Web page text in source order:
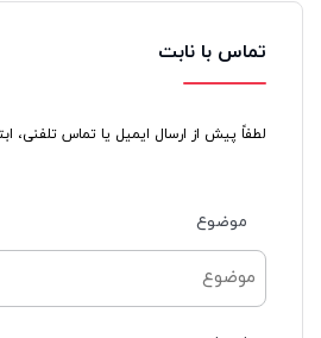
تماس با نابت
لطفاً پیش از ارسال ایمیل یا تماس تلفنی،
موضوع